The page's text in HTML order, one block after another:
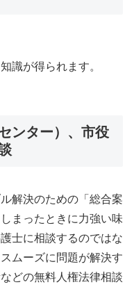
識が得られます。
ンター）、市役
解決のための「総合案
まったときに力強い味
士に相談するのではな
ムーズに問題が解決す
どの無料人権法律相談